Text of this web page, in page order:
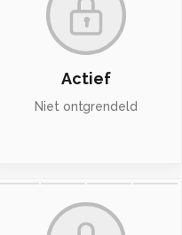
Actief
Niet ontgrendeld